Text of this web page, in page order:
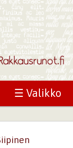
☰ Valikko